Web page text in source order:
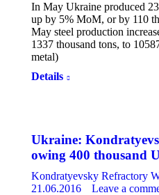
In May Ukraine produced
up by 5% MoM, or by 110
May steel production
1337 thousand tons, to
metal)
Details
Ukraine:
owing 400 thousand
Kondratyevsky Refractory
21.06.2016
Leave a